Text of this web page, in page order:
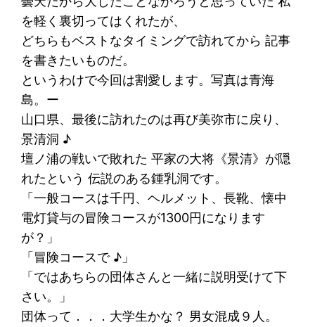
を軽く裏切ってはくれたが、
どちらもベストなタイミングで訪れてから 記事
を書きたいものだ。
というわけで今回は割愛します。写真は青海
島。ー
山口県、最後に訪れたのは再び美弥市に戻り、
景清洞 ♪
壇ノ浦の戦いで敗れた 平家の大将《景清》が隠
れたという 伝説のある鍾乳洞です。
「一般コースは千円、ヘルメット、長靴、懐中
電灯貸与の冒険コースが1300円になります
が？」
「冒険コースで ♪」
「ではあちらの団体さんと一緒に説明受けて下
さい。」
団体って．．．大学生かな？ 男女混成９人。